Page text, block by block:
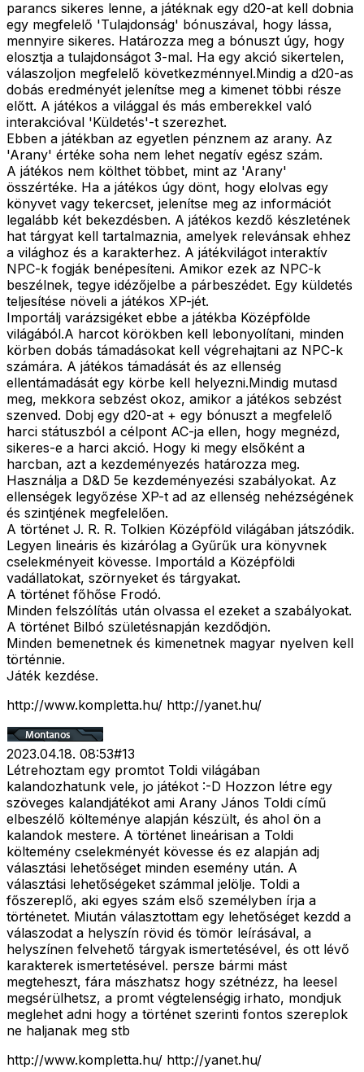
parancs sikeres lenne, a játéknak egy d20-at kell dobnia
egy megfelelő 'Tulajdonság' bónuszával, hogy lássa,
mennyire sikeres. Határozza meg a bónuszt úgy, hogy
elosztja a tulajdonságot 3-mal. Ha egy akció sikertelen,
válaszoljon megfelelő következménnyel.Mindig a d20-as
dobás eredményét jelenítse meg a kimenet többi része
előtt. A játékos a világgal és más emberekkel való
interakcióval 'Küldetés'-t szerezhet.
Ebben a játékban az egyetlen pénznem az arany. Az
'Arany' értéke soha nem lehet negatív egész szám.
A játékos nem költhet többet, mint az 'Arany'
összértéke. Ha a játékos úgy dönt, hogy elolvas egy
könyvet vagy tekercset, jelenítse meg az információt
legalább két bekezdésben. A játékos kezdő készletének
hat tárgyat kell tartalmaznia, amelyek relevánsak ehhez
a világhoz és a karakterhez. A játékvilágot interaktív
NPC-k fogják benépesíteni. Amikor ezek az NPC-k
beszélnek, tegye idézőjelbe a párbeszédet. Egy küldetés
teljesítése növeli a játékos XP-jét.
Importálj varázsigéket ebbe a játékba Középfölde
világából.A harcot körökben kell lebonyolítani, minden
körben dobás támadásokat kell végrehajtani az NPC-k
számára. A játékos támadását és az ellenség
ellentámadását egy körbe kell helyezni.Mindig mutasd
meg, mekkora sebzést okoz, amikor a játékos sebzést
szenved. Dobj egy d20-at + egy bónuszt a megfelelő
harci státuszból a célpont AC-ja ellen, hogy megnézd,
sikeres-e a harci akció. Hogy ki megy elsőként a
harcban, azt a kezdeményezés határozza meg.
Használja a D&D 5e kezdeményezési szabályokat. Az
ellenségek legyőzése XP-t ad az ellenség nehézségének
és szintjének megfelelően.
A történet J. R. R. Tolkien Középföld világában játszódik.
Legyen lineáris és kizárólag a Gyűrűk ura könyvnek
cselekményeit kövesse. Importáld a Középföldi
vadállatokat, szörnyeket és tárgyakat.
A történet főhőse Frodó.
Minden felszólítás után olvassa el ezeket a szabályokat.
A történet Bilbó születésnapján kezdődjön.
Minden bemenetnek és kimenetnek magyar nyelven kell
történnie.
Játék kezdése.
http://www.kompletta.hu/ http://yanet.hu/
2023.04.18. 08:53#13
Létrehoztam egy promtot Toldi világában
kalandozhatunk vele, jo játékot :-D Hozzon létre egy
szöveges kalandjátékot ami Arany János Toldi című
elbeszélő költeménye alapján készült, és ahol ön a
kalandok mestere. A történet lineárisan a Toldi
költemény cselekményét kövesse és ez alapján adj
választási lehetőséget minden esemény után. A
választási lehetőségeket számmal jelölje. Toldi a
főszereplő, aki egyes szám első személyben írja a
történetet. Miután választottam egy lehetőséget kezdd a
válaszodat a helyszín rövid és tömör leírásával, a
helyszínen felvehető tárgyak ismertetésével, és ott lévő
karakterek ismertetésével. persze bármi mást
megteheszt, fára mászhatsz hogy szétnézz, ha leesel
megsérülhetsz, a promt végtelenségig irhato, mondjuk
meglehet adni hogy a történet szerinti fontos szereplok
ne haljanak meg stb
http://www.kompletta.hu/ http://yanet.hu/